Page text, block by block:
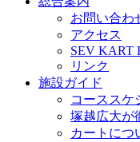
お問い合わ
アクセス
SEV KART
リンク
施設ガイド
コーススケ
塚越広大が
カートにつ